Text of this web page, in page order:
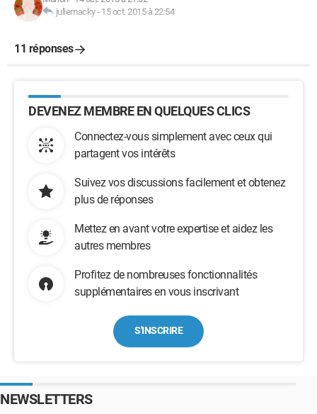
juliemacky- 15 oct. 2015 à 22:54
11 réponses
DEVENEZ MEMBRE EN QUELQUES CLICS
Connectez-vous simplement avec ceux qui
partagent vos intérêts
Suivez vos discussions facilement et obtenez
plus de réponses
Mettez en avant votre expertise et aidez les
autres membres
Profitez de nombreuses fonctionnalités
supplémentaires en vous inscrivant
S'INSCRIRE
NEWSLETTERS